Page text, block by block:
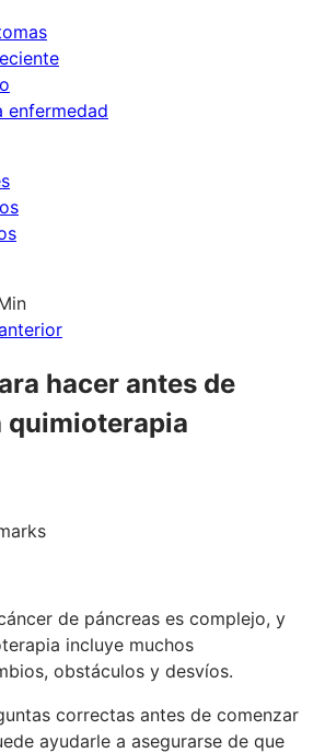
enfermedad
hacer antes de
quimioterapia
de páncreas es complejo, y
incluye muchos
obstáculos y desvíos.
correctas antes de comenzar
ayudarle a asegurarse de que